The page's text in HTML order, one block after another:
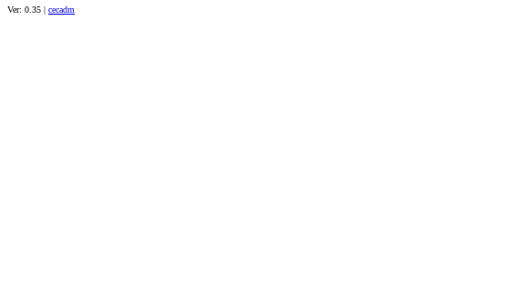
Ver: 0.35 | cecadm